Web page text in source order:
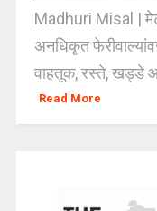
Madhuri Misal |
अनधिकृत
वाहतूक, रस्ते, खड्डे
Read More